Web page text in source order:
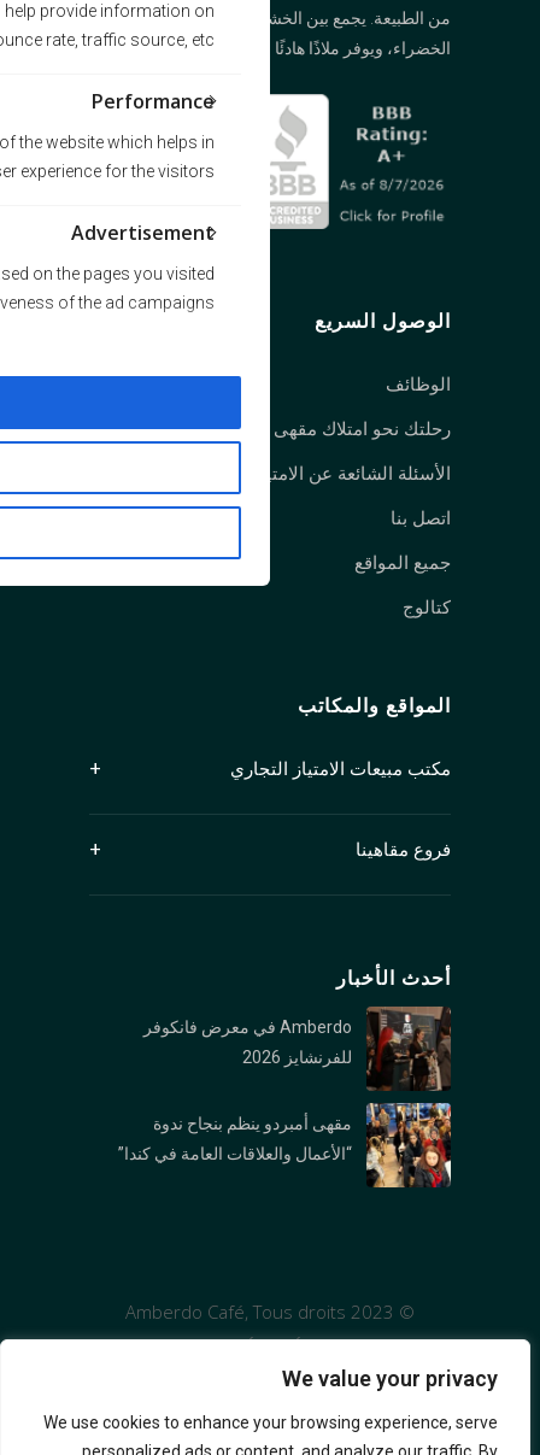
We value your privacy
We use cookies to enhance your browsing experience, serve
provide information on
rate, traffic source, etc.
Performance
the website which helps in
experience for the visitors.
Advertisement
on the pages you visited
of the ad campaigns.
من الطبيعة. يجمع بين الخشب والحجر والمساحات
الخضراء، ويوفر ملاذًا هادئًا من صخب المدينة.
الوصول السريع
الوظائف
رحلتك نحو امتلاك مقهى أمبردو
الأسئلة الشائعة عن الامتياز
اتصل بنا
جميع المواقع
كتالوج
المواقع والمكاتب
مكتب مبيعات الامتياز التجاري
جناح 1250، 409 شارع جرانفيل
فانكوفر، كولومبيا البريطانية V6C 1T2
فروع مقاهينا
الفرع الرئيسي (كيتسيلانو): 2678 W 4th Ave,
North Vancouver, BC V7P 1M4
فرع بورارد : 1306 Burrard St., Vancouver, BC V6Z
2B8
فرع وست جورجیا : 1306 1328 W Georgia St,
Vancouver, BC V6E 4R9
أحدث الأخبار
Amberdo في معرض فانكوفر
للفرنشايز 2026
مقهى أمبردو ينظم بنجاح ندوة
“الأعمال والعلاقات العامة في كندا”
© 2023 Amberdo Café, Tous droits
réservés